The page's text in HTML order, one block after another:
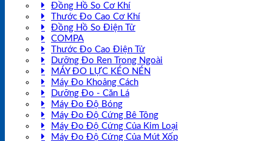
Đồng Hồ So Cơ Khí
Thước Đo Cao Cơ Khí
Đồng Hồ So Điện Tử
COMPA
Thước Đo Cao Điện Tử
Dưỡng Đo Ren Trong Ngoài
MÁY ĐO LỰC KÉO NÉN
Máy Đo Khoảng Cách
Dưỡng Đo - Căn Lá
Máy Đo Độ Bóng
Máy Đo Độ Cứng Bê Tông
Máy Đo Độ Cứng Của Kim Loại
Máy Đo Độ Cứng Của Mút Xốp